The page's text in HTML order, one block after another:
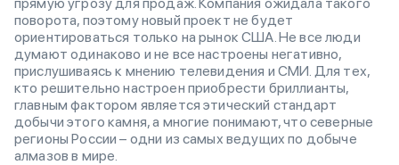
поворота, поэтому новый проект не будет
ориентироваться только на рынок США. Не все люди
думают одинаково и не все настроены негативно,
прислушиваясь к мнению телевидения и СМИ. Для тех,
кто решительно настроен приобрести бриллианты,
главным фактором является этический стандарт
добычи этого камня, а многие понимают, что северные
регионы России – одни из самых ведущих по добыче
алмазов в мире.